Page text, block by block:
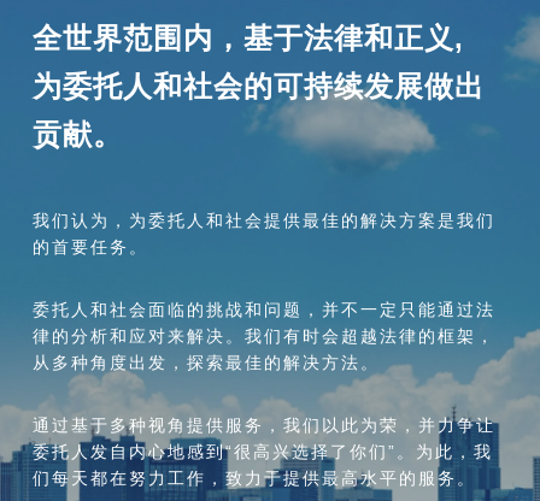
全世界范围内，基于法律和正义,
为委托人和社会的可持续发展做出
贡献。
我们认为，为委托人和社会提供最佳的解决方案是我们
的首要任务。
委托人和社会面临的挑战和问题，并不一定只能通过法
律的分析和应对来解决。我们有时会超越法律的框架，
从多种角度出发，探索最佳的解决方法。
通过基于多种视角提供服务，我们以此为荣，并力争让
委托人发自内心地感到“很高兴选择了你们”。为此，我
们每天都在努力工作，致力于提供最高水平的服务。